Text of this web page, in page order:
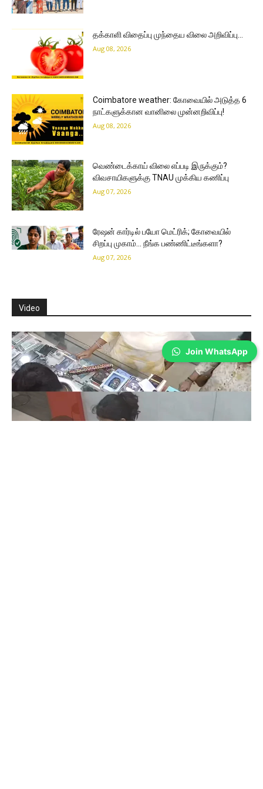
தக்காளி விதைப்பு முந்தைய விலை அறிவிப்பு…
Aug 08, 2026
Coimbatore weather: கோவையில் அடுத்த 6
நாட்களுக்கான வானிலை முன்னறிவிப்பு!
Aug 08, 2026
வெண்டைக்காய் விலை எப்படி இருக்கும்?
விவசாயிகளுக்கு TNAU முக்கிய கணிப்பு
Aug 07, 2026
ரேஷன் கார்டில் பயோ மெட்ரிக்; கோவையில்
சிறப்பு முகாம்… நீங்க பண்ணிட்டீங்களா?
Aug 07, 2026
Video
Join WhatsApp